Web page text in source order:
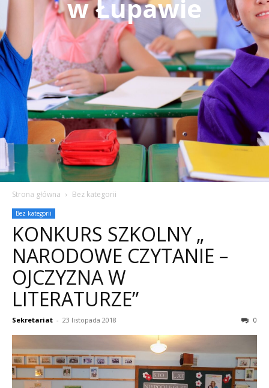
w Łupawie
Strona główna Bez kategorii
Bez kategorii
KONKURS SZKOLNY „
NARODOWE CZYTANIE –
OJCZYZNA W
LITERATURZE”
Sekretariat - 23 listopada 2018 0